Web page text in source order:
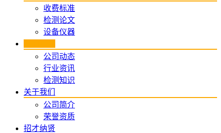
收费标准
检测论文
设备仪器
公司动态
行业资讯
检测知识
关于我们
公司简介
荣誉资质
招才纳贤